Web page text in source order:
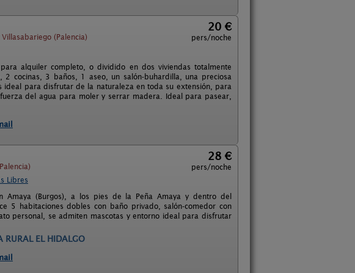
(Palencia)
20 €
pers/noche
alquiler completo, o dividido en dos viviendas totalmente
cocinas, 3 baños, 1 aseo, un salón-buhardilla, una preciosa
para disfrutar de la naturaleza en toda su extensión, para
del agua para moler y serrar madera. Ideal para pasear,
28 €
pers/noche
Libres
Amaya (Burgos), a los pies de la Peña Amaya y dentro del
5 habitaciones dobles con baño privado, salón-comedor con
personal, se admiten mascotas y entorno ideal para disfrutar
RURAL EL HIDALGO